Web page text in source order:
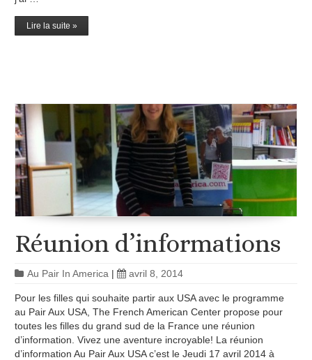
Lire la suite »
Réunion d’informations
Au Pair In America | avril 8, 2014
Pour les filles qui souhaite partir aux USA avec le programme
au Pair Aux USA, The French American Center propose pour
toutes les filles du grand sud de la France une réunion
d’information. Vivez une aventure incroyable! La réunion
d’information Au Pair Aux USA c’est le Jeudi 17 avril 2014 à